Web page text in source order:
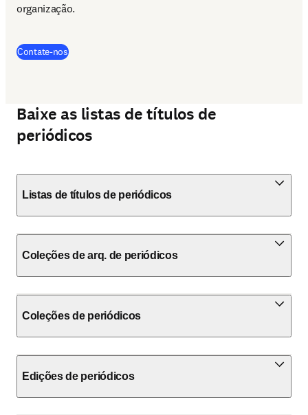
organização.
Contate-nos
Baixe as listas de títulos de
periódicos
Listas de títulos de periódicos
Coleções de arq. de periódicos
Coleções de periódicos
Edições de periódicos